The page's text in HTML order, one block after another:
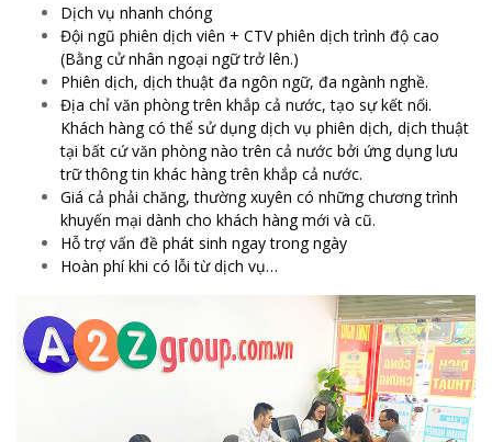
Dịch vụ nhanh chóng
Đội ngũ phiên dịch viên + CTV phiên dịch trình độ cao
(Bằng cử nhân ngoại ngữ trở lên.)
Phiên dịch, dịch thuật đa ngôn ngữ, đa ngành nghề.
Địa chỉ văn phòng trên khắp cả nước, tạo sự kết nối.
Khách hàng có thể sử dụng dịch vụ phiên dịch, dịch thuật
tại bất cứ văn phòng nào trên cả nước bởi ứng dụng lưu
trữ thông tin khác hàng trên khắp cả nước.
Giá cả phải chăng, thường xuyên có những chương trình
khuyến mại dành cho khách hàng mới và cũ.
Hỗ trợ vấn đề phát sinh ngay trong ngày
Hoàn phí khi có lỗi từ dịch vụ…